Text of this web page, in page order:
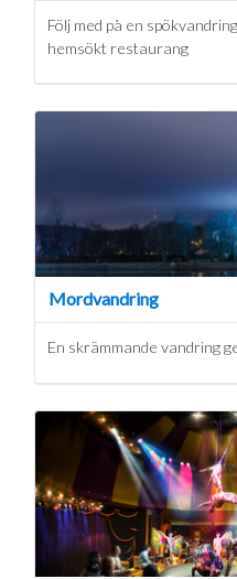
Följ med på en
hemsökt restaurang
Mordvandring
En skrämmande vandring